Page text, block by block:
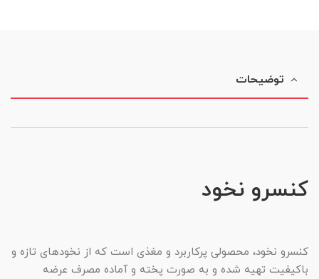
توضیحات
کنسرو نخود
کنسرو نخود، محصولی پرکاربرد و مغذی است که از نخودهای تازه و
باکیفیت تهیه شده و به صورت پخته و آماده مصرف عرضه